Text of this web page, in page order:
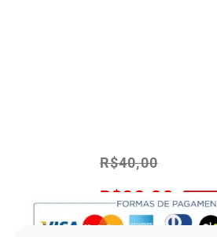
R$40,00
R$38,00 No Pix